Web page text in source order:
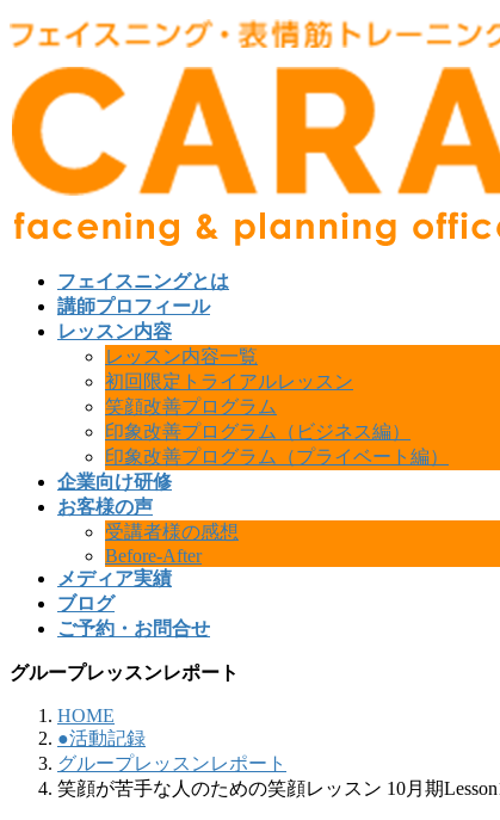
フェイスニングとは
講師プロフィール
レッスン内容
レッスン内容一覧
初回限定トライアルレッスン
笑顔改善プログラム
印象改善プログラム（ビジネス編）
印象改善プログラム（プライベート編）
企業向け研修
お客様の声
受講者様の感想
Before-After
メディア実績
ブログ
ご予約・お問合せ
グループレッスンレポート
HOME
●活動記録
グループレッスンレポート
笑顔が苦手な人のための笑顔レッスン 10月期